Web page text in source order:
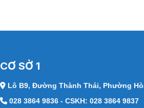
CƠ SỞ 1
Lô B9, Đường Thành Thái, Phường
028 3864 9836 - CSKH: 028 3864 9837